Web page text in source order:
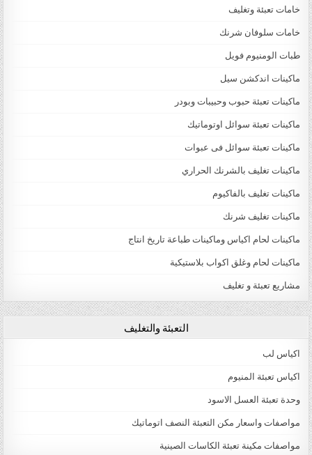
خامات تعبئة وتغليف
خامات سلوفان شرنك
طبات الومنيوم فويل
ماكينات اندكشن سيل
ماكينات تعبئة حبوب وحبيبات وبودر
ماكينات تعبئة سوائل اوتوماتيك
ماكينات تعبئة سوائل فى عبوات
ماكينات تغليف بالشرنك الحراري
ماكينات تغليف بالفاكيوم
ماكينات تغليف شرنك
ماكينات لحام اكياس وماكينات طباعة تاريخ انتاج
ماكينات لحام وغلق اكواب بلاستيكية
مشاريع تعبئة و تغليف
التعبئة والتغليف
اكياس لب
اكياس تعبئة المنيوم
وحدة تعبئة العسل الاسود
مواصفات واسعار مكن التعبئة النصف اتوماتيك
مواصفات مكينة تعبئة الكاسات الصينية